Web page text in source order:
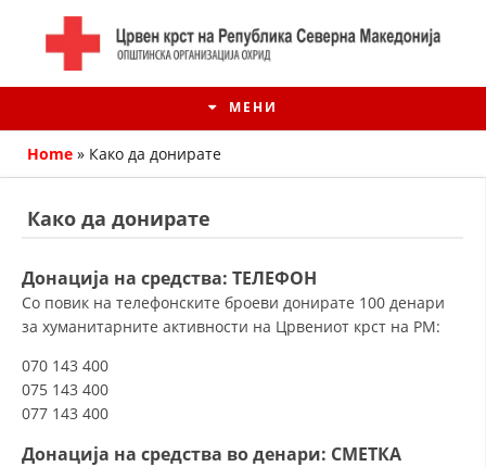
МЕНИ
ИСТОРИЈАТ НА ДВИЖЕЊЕТО
Home » Како да донирате
Како да донирате
Донација на средства: ТЕЛЕФОН
Со повик на телефонските броеви донирате 100 денари
за хуманитарните активности на Црвениот крст на РМ:
070 143 400
075 143 400
077 143 400
Донација на средства во денари: СМЕТКА